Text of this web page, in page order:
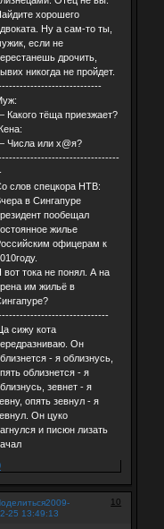
хорошего
Ну а сам-то ты,
если не
дрочить,
никогда не пройдет.
Какого тёща приезжает?
Числа или х@я?
слов спецкора НТВ:
в Сингапуре
пообещал
жилье
офицерам к
вот тока не понял. А на
им жильё в
сижу кота
Он
- я облизнусь,
облизнется - я
зевнет - я
опять зевнул - я
Он цуко
и писюн лизать
10
2009-
25 13:49:13